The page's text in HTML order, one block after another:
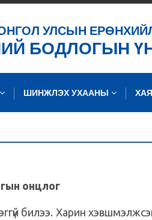
УЛСЫН
БОДЛОГЫН
ШИНЖЛЭХ УХААНЫ
онцлог
билээ. Харин